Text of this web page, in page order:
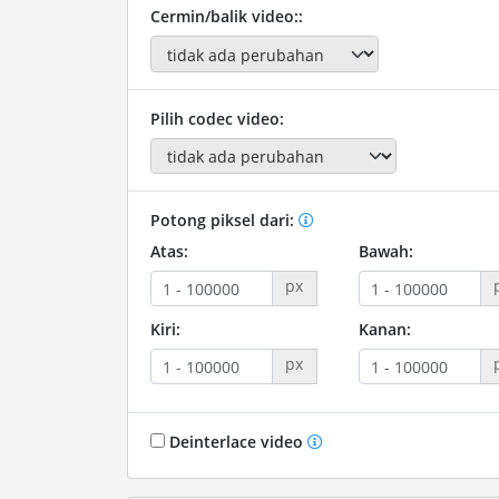
Cermin/balik video::
Pilih codec video:
Potong piksel dari:
Atas:
px
Bawah:
Kiri:
px
Kanan:
Deinterlace video